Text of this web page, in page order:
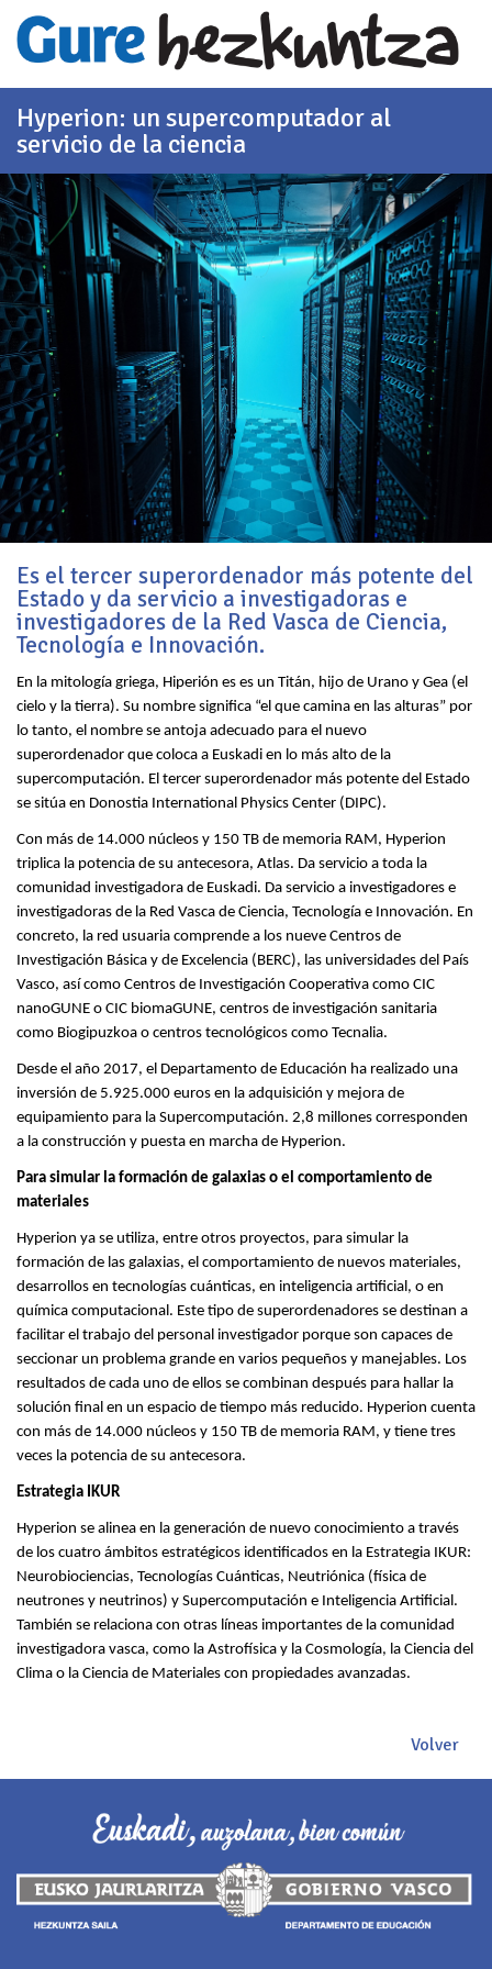
Saltar al contenido principal
Hyperion: un supercomputador al
servicio de la ciencia
Es el tercer superordenador más potente del
Estado y da servicio a investigadoras e
investigadores de la Red Vasca de Ciencia,
Tecnología e Innovación.
En la mitología griega, Hiperión es es un Titán, hijo de Urano y Gea (el
cielo y la tierra). Su nombre significa “el que camina en las alturas” por
lo tanto, el nombre se antoja adecuado para el nuevo
superordenador que coloca a Euskadi en lo más alto de la
supercomputación. El tercer superordenador más potente del Estado
se sitúa en Donostia International Physics Center (DIPC).
Con más de 14.000 núcleos y 150 TB de memoria RAM, Hyperion
triplica la potencia de su antecesora, Atlas. Da servicio a toda la
comunidad investigadora de Euskadi. Da servicio a investigadores e
investigadoras de la Red Vasca de Ciencia, Tecnología e Innovación. En
concreto, la red usuaria comprende a los nueve Centros de
Investigación Básica y de Excelencia (BERC), las universidades del País
Vasco, así como Centros de Investigación Cooperativa como CIC
nanoGUNE o CIC biomaGUNE, centros de investigación sanitaria
como Biogipuzkoa o centros tecnológicos como Tecnalia.
Desde el año 2017, el Departamento de Educación ha realizado una
inversión de 5.925.000 euros en la adquisición y mejora de
equipamiento para la Supercomputación. 2,8 millones corresponden
a la construcción y puesta en marcha de Hyperion.
Para simular la formación de galaxias o el comportamiento de
materiales
Hyperion ya se utiliza, entre otros proyectos, para simular la
formación de las galaxias, el comportamiento de nuevos materiales,
desarrollos en tecnologías cuánticas, en inteligencia artificial, o en
química computacional. Este tipo de superordenadores se destinan a
facilitar el trabajo del personal investigador porque son capaces de
seccionar un problema grande en varios pequeños y manejables. Los
resultados de cada uno de ellos se combinan después para hallar la
solución final en un espacio de tiempo más reducido. Hyperion cuenta
con más de 14.000 núcleos y 150 TB de memoria RAM, y tiene tres
veces la potencia de su antecesora.
Estrategia IKUR
Hyperion se alinea en la generación de nuevo conocimiento a través
de los cuatro ámbitos estratégicos identificados en la Estrategia IKUR:
Neurobiociencias, Tecnologías Cuánticas, Neutriónica (física de
neutrones y neutrinos) y Supercomputación e Inteligencia Artificial.
También se relaciona con otras líneas importantes de la comunidad
investigadora vasca, como la Astrofísica y la Cosmología, la Ciencia del
Clima o la Ciencia de Materiales con propiedades avanzadas.
Volver